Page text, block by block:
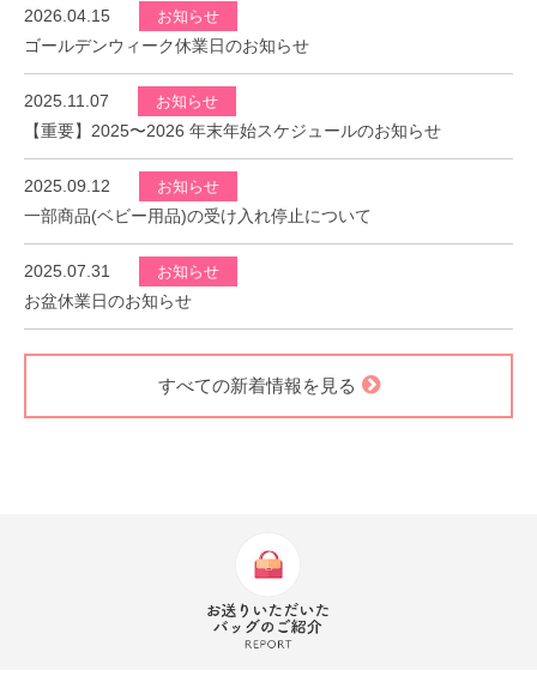
2026.04.15 お知らせ
ゴールデンウィーク休業日のお知らせ
2025.11.07 お知らせ
【重要】2025〜2026 年末年始スケジュールのお知らせ
2025.09.12 お知らせ
一部商品(ベビー用品)の受け入れ停止について
2025.07.31 お知らせ
お盆休業日のお知らせ
すべての新着情報を見る